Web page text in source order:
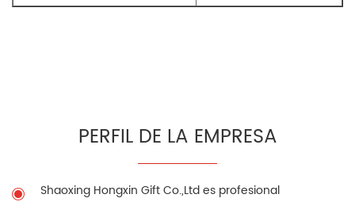
PERFIL DE LA EMPRESA
Shaoxing Hongxin Gift Co.,Ltd es profesional